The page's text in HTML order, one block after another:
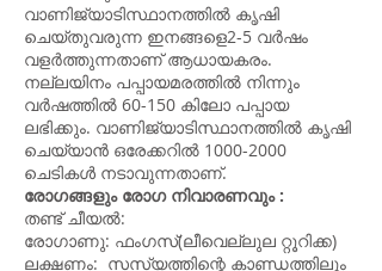
വാണിജ്യാടിസ്ഥാനത്തിൽ കൃഷി
ചെയ്തുവരുന്ന ഇനങ്ങളെ2-5 വർഷം
വളർത്തുന്നതാണ് ആധായകരം.
നല്ലയിനം പപ്പായമരത്തിൽ നിന്നും
വർഷത്തിൽ 60-150 കിലോ പപ്പായ
ലഭിക്കും. വാണിജ്യാടിസ്ഥാനത്തിൽ കൃഷി
ചെയ്യാൻ ഒരേക്കറിൽ 1000-2000
ചെടികൾ നടാവുന്നതാ‍ണ്.
രോഗങ്ങളും രോഗ നിവാരണവും :
തണ്ട് ചീയൽ:
രോഗാണു: ഫംഗസ്(ലീവെല്ലുല റ്റൂറിക്ക)
ലക്ഷണം: സസ്യത്തിന്റെ കാണ്ഡത്തിലും